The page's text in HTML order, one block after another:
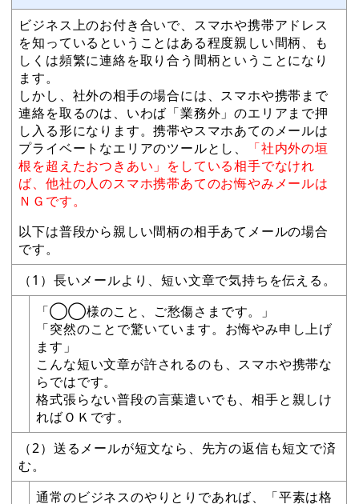
ビジネス上のお付き合いで、スマホや携帯アドレス
を知っているということはある程度親しい間柄、も
しくは頻繁に連絡を取り合う間柄ということになり
ます。
しかし、社外の相手の場合には、スマホや携帯まで
連絡を取るのは、いわば「業務外」のエリアまで押
し入る形になります。携帯やスマホあてのメールは
プライベートなエリアのツールとし、
「社内外の垣
根を超えたおつきあい」をしている相手でなけれ
ば、他社の人のスマホ携帯あてのお悔やみメールは
ＮＧです。
以下は普段から親しい間柄の相手あてメールの場合
です。
（1）長いメールより、短い文章で気持ちを伝える。
「◯◯様のこと、ご愁傷さまです。」
「突然のことで驚いています。お悔やみ申し上げ
ます」
こんな短い文章が許されるのも、スマホや携帯な
らではです。
格式張らない普段の言葉遣いでも、相手と親しけ
ればＯＫです。
（2）送るメールが短文なら、先方の返信も短文で済
む。
通常のビジネスのやりとりであれば、「平素は格